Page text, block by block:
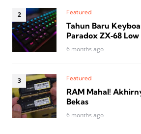
Featured
Tahun Baru
Paradox ZX‑68
6 months ago
Featured
RAM Mahal!
Bekas
6 months ago